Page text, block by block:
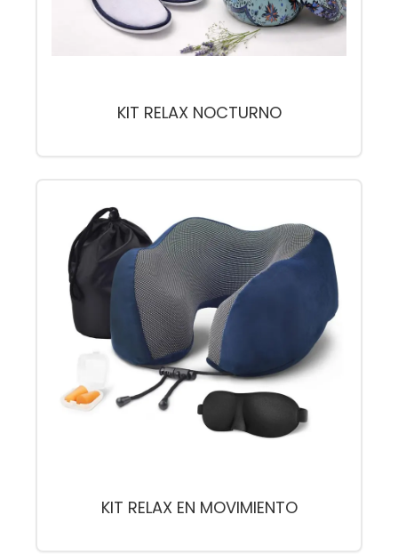
KIT RELAX NOCTURNO
KIT RELAX EN MOVIMIENTO